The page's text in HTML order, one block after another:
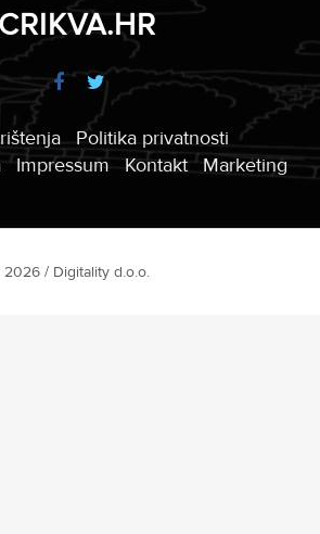
CRIKVA.HR
Politika privatnosti
Impressum Kontakt Marketing
2026 / Digitality d.o.o.